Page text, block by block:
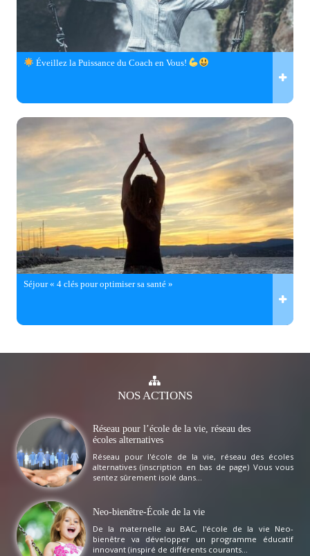
Éveillez la Puissance du Coach en Vous!
Séjour « 4 clés pour optimiser sa santé »
NOSACTIONS
Réseau pour l’école de la vie, réseau des
écoles alternatives
Réseau pour l'école de la vie, réseau des écoles
alternatives (inscription en bas de page) Vous vous
sentez sûrement isolé dans...
Neo-bienêtre-École de la vie
De la maternelle au BAC, l'école de la vie Neo-
bienêtre va développer un programme éducatif
innovant (inspiré de différents courants...